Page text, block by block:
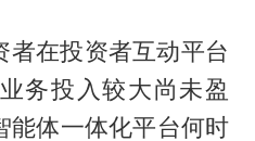
者在投资者互动平台
务投入较大尚未盈
能体一体化平台何时